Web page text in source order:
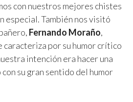
con nuestros mejores chistes
especial. También nos visitó
Fernando Moraño,
caracteriza por su humor crítico
intención era hacer una
su gran sentido del humor